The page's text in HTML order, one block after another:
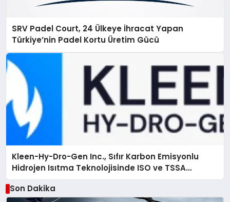
SRV Padel Court, 24 Ülkeye İhracat Yapan
Türkiye’nin Padel Kortu Üretim Gücü
Kleen-Hy-Dro-Gen Inc., Sıfır Karbon Emisyonlu
Hidrojen Isıtma Teknolojisinde ISO ve TSSA
Düzenleyici Onaylarını Aldı
Son Dakika